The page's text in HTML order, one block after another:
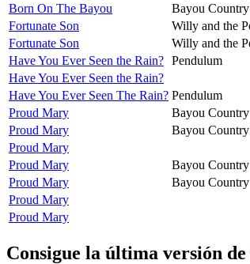
Born On The Bayou
Bayou Country
Fortunate Son
Willy and the
Fortunate Son
Willy and the
Have You Ever Seen the Rain? Pendulum
Have You Ever Seen the Rain?
Have You Ever Seen The Rain? Pendulum
Proud Mary
Bayou Country
Proud Mary
Bayou Country
Proud Mary
Proud Mary
Bayou Country
Proud Mary
Bayou Country
Proud Mary
Proud Mary
Consigue la última versión